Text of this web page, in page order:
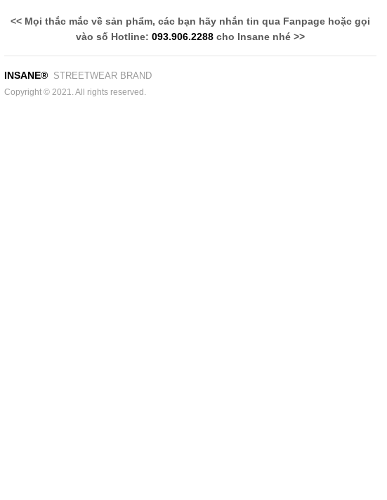
<< Mọi thắc mắc về sản phẩm, các bạn hãy nhắn tin qua Fanpage hoặc gọi
vào số Hotline: 093.906.2288 cho Insane nhé >>
INSANE® STREETWEAR BRAND
Copyright © 2021. All rights reserved.